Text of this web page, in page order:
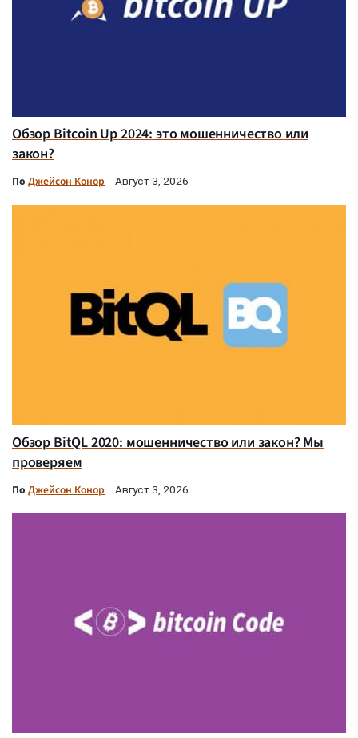
Обзор Bitcoin Up 2024: это мошенничество или
закон?
По Джейсон Конор Август 3, 2026
Обзор BitQL 2020: мошенничество или закон? Мы
проверяем
По Джейсон Конор Август 3, 2026